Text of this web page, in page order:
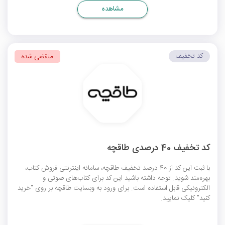
مشاهده
کد تخفیف 40 درصدی طاقچه
با ثبت این کد از 40 درصد تخفیف طاقچه، سامانه اینترنتی فروش کتاب،
بهره‌مند شوید. توجه داشته باشید این کد برای کتاب‌های صوتی و
الکترونیکی قابل استفاده است. برای ورود به وبسایت طاقچه بر روی "خرید
کنید" کلیک نمایید.
کد تخفیف منقضی شده